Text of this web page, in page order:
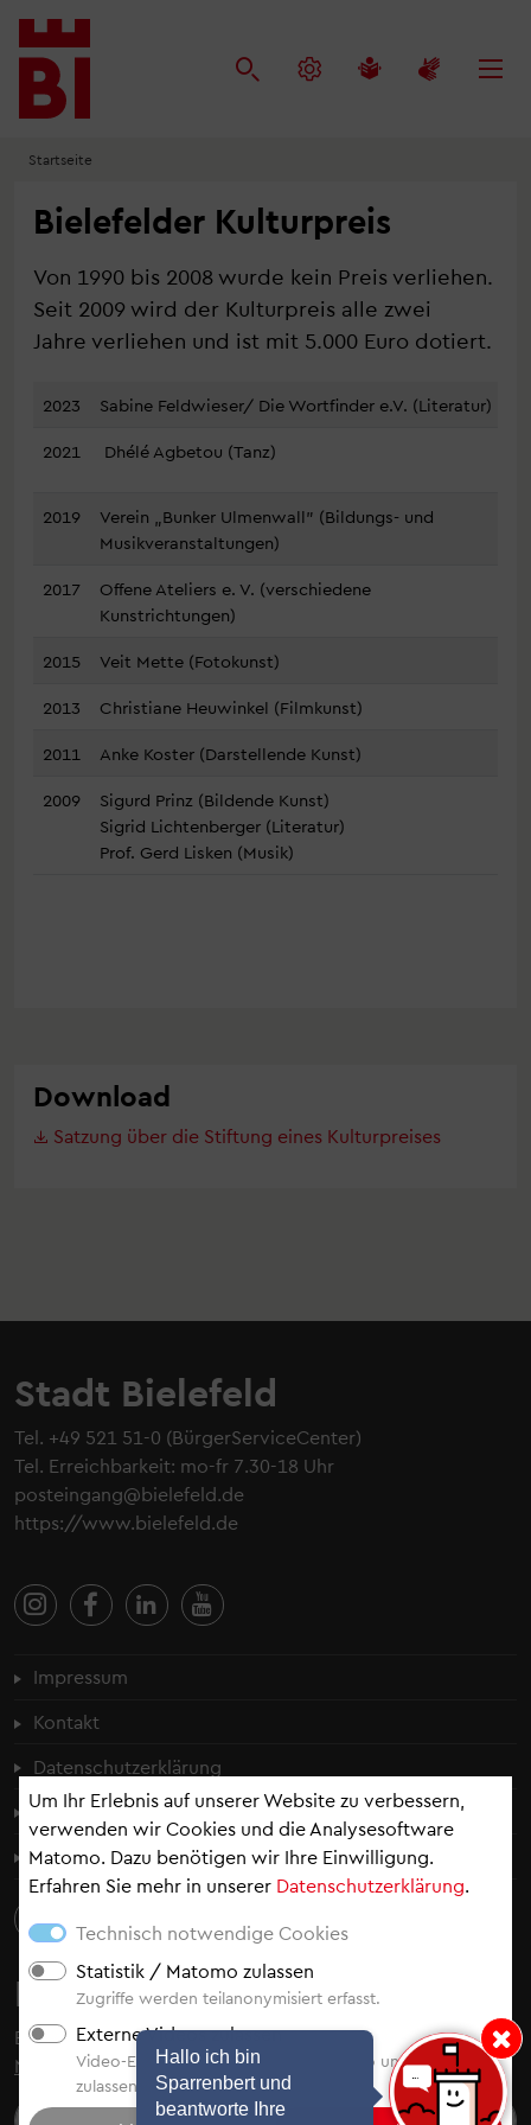
Um Ihr Erlebnis auf unserer Website zu verbessern,
verwenden wir Cookies und die Analysesoftware
Matomo. Dazu benötigen wir Ihre Einwilligung.
Erfahren Sie mehr in unserer Datenschutzerklärung.
Technisch notwendige Cookies
Statistik / Matomo zulassen
Zugriffe werden teilanonymisiert erfasst.
Externe Videos zulassen
Video-Einbindung von YouTube, Vimeo und Video.Taxi
zulassen.
Inhalt
anspringen
Menü
anspringen
Suche
anspringen
Startseite
Bielefelder Kulturpreis
Von 1990 bis 2008 wurde kein Preis verliehen.
Seit 2009 wird der Kulturpreis alle zwei
Jahre verliehen und ist mit 5.000 Euro dotiert.
2023 Sabine Feldwieser/ Die Wortfinder e.V. (Literatur)
2021 Dhélé Agbetou (Tanz)
2019
Verein „Bunker Ulmenwall” (Bildungs- und
Musikveranstaltungen)
2017
Offene Ateliers e. V. (verschiedene
Kunstrichtungen)
2015 Veit Mette (Fotokunst)
2013 Christiane Heuwinkel (Filmkunst)
2011 Anke Koster (Darstellende Kunst)
2009
Sigurd Prinz (Bildende Kunst)
Sigrid Lichtenberger (Literatur)
Prof. Gerd Lisken (Musik)
Download
Satzung über die Stiftung eines Kulturpreises
Hinweis: Hallo
Hallo ich bin
Sparrenbert und
beantworte Ihre
Stadt Bielefeld
Tel. +49 521 51-0 (BürgerServiceCenter)
Tel. Erreichbarkeit: mo-fr 7.30-18 Uhr
posteingang@bielefeld.de
https://www.bielefeld.de
Fußzeilenmenü
Impressum
Kontakt
Datenschutzerklärung
Cookie-Einstellungen
Erklärung zur Barrierefreiheit
Newsletter
Bleiben Sie auf dem Laufenden - abonnieren Sieunsere
Newsletter.